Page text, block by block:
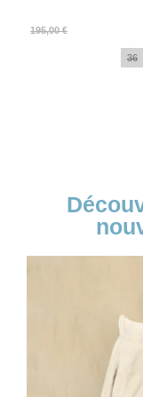
195,00 €
Prix
Prix
36